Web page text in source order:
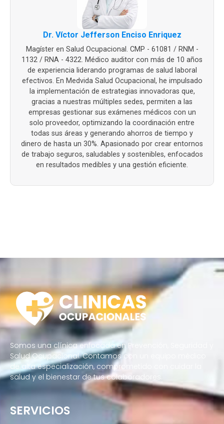
Dr. Víctor Jefferson Enciso Enriquez
Magíster en Salud Ocupacional. CMP - 61081 / RNM -
1132 / RNA - 4322. Médico auditor con más de 10 años
de experiencia liderando programas de salud laboral
efectivos. En Medvida Salud Ocupacional, he impulsado
la implementación de estrategias innovadoras que,
gracias a nuestras múltiples sedes, permiten a las
empresas gestionar sus exámenes médicos con un
solo proveedor, optimizando la coordinación entre
todas sus áreas y generando ahorros de tiempo y
dinero de hasta un 30%. Apasionado por crear entornos
de trabajo seguros, saludables y sostenibles, enfocados
en resultados medibles y una gestión eficiente.
Somos una clínica enfocada en Prevención, Seguridad y
Salud Ocupacional. Contamos con un equipo médico
de alta especialización, comprometido con cuidar la
salud y el bienestar de tus colaboradores.
SERVICIOS